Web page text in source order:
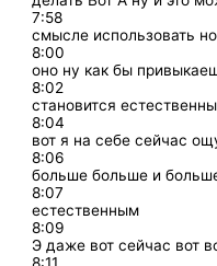
7:58
смысле использовать
8:00
оно ну как бы
8:02
становится
8:04
вот я на себе сейчас
8:06
больше больше и
8:07
естественным
8:09
Э даже вот сейчас вот